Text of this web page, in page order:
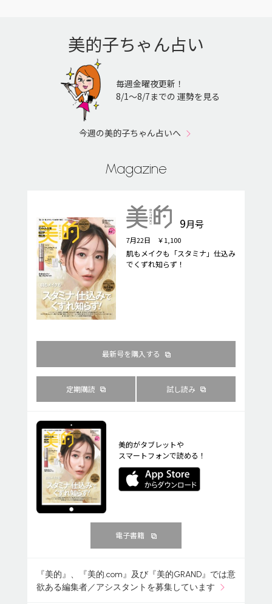
美的子ちゃん占い
毎週金曜夜更新！
8/1〜8/7までの 運勢を見る
今週の美的子ちゃん占いへ
Magazine
9月号
7月22日 ￥1,100
肌もメイクも「スタミナ」仕込み
でくずれ知らず！
最新号を購入する
定期購読 試し読み
美的がタブレットや
スマートフォンで読める！
電子書籍
『美的』、『美的.com』及び『美的GRAND』では意
欲ある編集者／アシスタントを募集しています